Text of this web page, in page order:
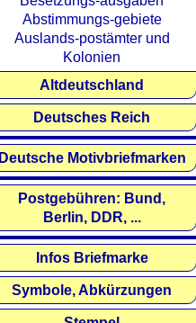
Abstimmungs-gebiete
Auslands-postämter und
Kolonien
Altdeutschland
Deutsches Reich
Deutsche Motivbriefmarken
Postgebühren: Bund,
Berlin, DDR, ...
Infos Briefmarke
Symbole, Abkürzungen